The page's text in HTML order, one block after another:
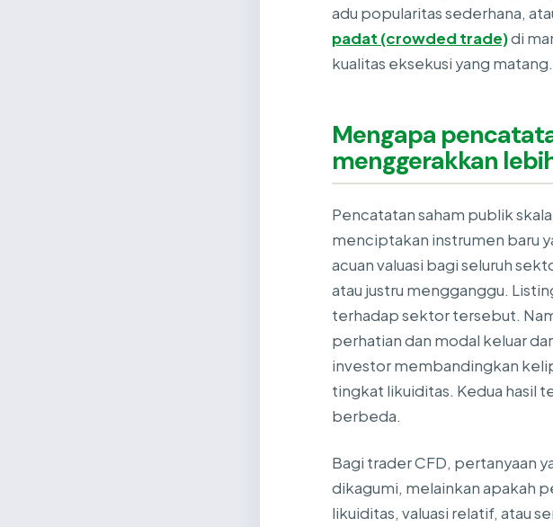
adu popularitas sederhana,
padat (crowded trade)di
kualitas eksekusi yang matang.
Mengapa
menggerakkan
Pencatatan saham publik
menciptakan instrumen baru
acuan valuasi bagi seluruh
atau justru mengganggu.
terhadap sektor tersebut.
perhatian dan modal keluar
investor membandingkan
tingkat likuiditas. Kedua hasil
berbeda.
Bagi trader CFD, pertanyaan
dikagumi, melainkan apakah
likuiditas, valuasi relatif, atau